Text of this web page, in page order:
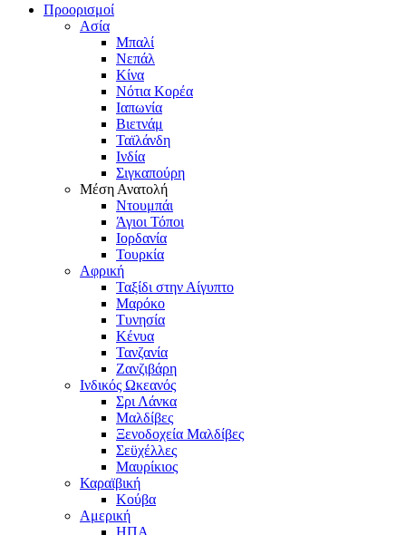
Προορισμοί
Ασία
Μπαλί
Νεπάλ
Κίνα
Νότια Κορέα
Ιαπωνία
Βιετνάμ
Ταϊλάνδη
Ινδία
Σιγκαπούρη
Μέση Ανατολή
Ντουμπάι
Άγιοι Τόποι
Ιορδανία
Τουρκία
Αφρική
Ταξίδι στην Αίγυπτο
Μαρόκο
Τυνησία
Κένυα
Τανζανία
Ζανζιβάρη
Ινδικός Ωκεανός
Σρι Λάνκα
Μαλδίβες
Ξενοδοχεία Μαλδίβες
Σεϋχέλλες
Μαυρίκιος
Καραϊβική
Κούβα
Αμερική
ΗΠΑ